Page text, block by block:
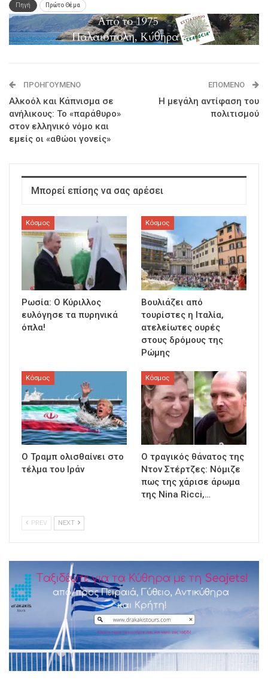
Πηγή Πρώτο Θέμα
ΠΡΟΗΓΟΎΜΕΝΟ
Αλκοόλ και Κάπνισμα σε
ανήλικους: Το «παράθυρο»
στον ελληνικό νόμο και
εμείς οι «αθώοι γονείς»
ΕΠΌΜΕΝΟ
Η μεγάλη αντίφαση του
πολιτισμού
Μπορεί επίσης να σας αρέσει
Κόσμος
Ρωσία: Ο Κύριλλος
ευλόγησε τα πυρηνικά
όπλα!
Κόσμος
Βουλιάζει από
τουρίστες η Ιταλία,
ατελείωτες ουρές
στους δρόμους της
Ρώμης
Κόσμος
Ο Τραμπ ολισθαίνει στο
τέλμα του Ιράν
Κόσμος
Ο τραγικός θάνατος της
Ντον Στέρτζες: Νόμιζε
πως της χάρισε άρωμα
της Nina Ricci,…
PREV NEXT